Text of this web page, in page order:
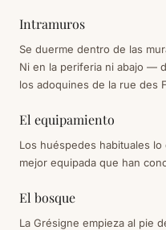
Intramuros
Se duerme dentro de las
Ni en la periferia ni abajo —
los adoquines de la rue des
El equipamiento
Los huéspedes habituales
mejor equipada que han
El bosque
La Grésigne empieza al pie